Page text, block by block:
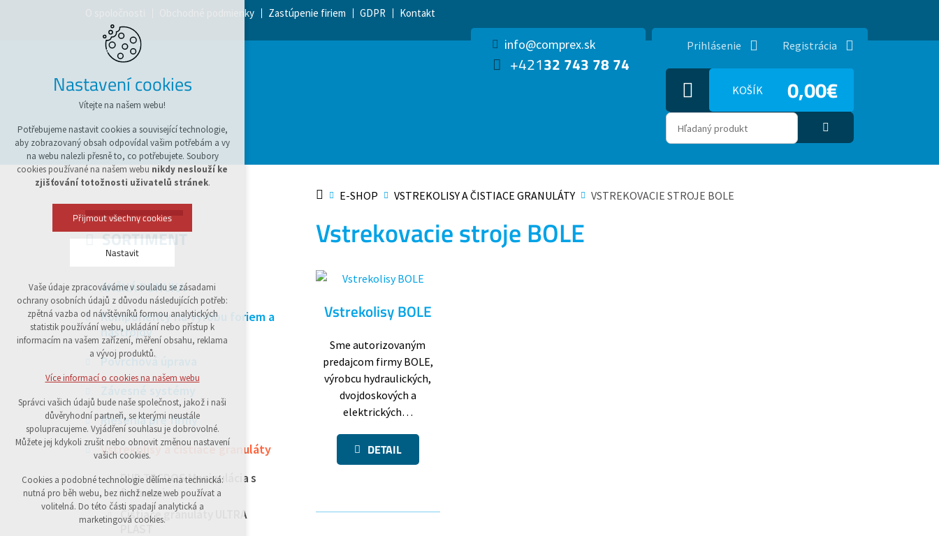
Obchodné podmienky Zastúpenie firiem GDPR Kontakt
info@comprex.sk
+42132 743 78 74
Prihlásenie Registrácia
KOŠÍK 0,00€
E-SHOP VSTREKOLISY A ČISTIACE GRANULÁTY VSTREKOVACIE STROJE BOLE
Vstrekovacie stroje BOLE
Vstrekolisy BOLE
Sme autorizovaným
predajcom firmy BOLE,
výrobcu hydraulických,
dvojdoskových a
elektrických…
DETAIL
SORTIMENT
AKČNÁ PONUKA
Komponenty na výrobu foriem a
nástrojov
Povrchová úprava
Riešenia pre firmy
Vstrekolisy a čistiace granuláty
RUD TECDOS Manipulácia s
formami
Čistiace granuláty ULTRA
Nastavení cookies
Vítejte na našem webu!
Potřebujeme nastavit cookies a související technologie,
aby zobrazovaný obsah odpovídal vašim potřebám a vy
na webu nalezli přesně to, co potřebujete. Soubory
cookies používané na našem webu nikdy neslouží ke
zjišťování totožnosti uživatelů stránek.
Přijmout všechny cookies
Nastavit
Technická cookies
nutná pro provozování webu
udržení kontextu stránek (session): případná
přihlášení, volby jazyka, apod.
Volitelná cookies
vyhodnocení návštěvnosti
marketingová cookies (Google)
Více informací o cookies na našem webu
Přijmout všechny cookies
Vaše údaje zpracováváme v souladu se zásadami
ochrany osobních údajů z důvodu následujících potřeb:
zpětná vazba od návštěvníků formou analytických
statistik používání webu, ukládání nebo přístup k
informacím na vašem zařízení, měření obsahu, reklama
a vývoj produktů.
Více informací o cookies na našem webu
Správci vašich údajů bude naše společnost, jakož i naši
důvěryhodní partneři, se kterými neustále
spolupracujeme. Vyjádření souhlasu je dobrovolné.
Můžete jej kdykoli zrušit nebo obnovit změnou nastavení
vašich cookies.
Cookies a podobné technologie dělíme na technická:
nutná pro běh webu, bez nichž nelze web používat a
volitelná. Do této části spadají analytická a
marketingová cookies.